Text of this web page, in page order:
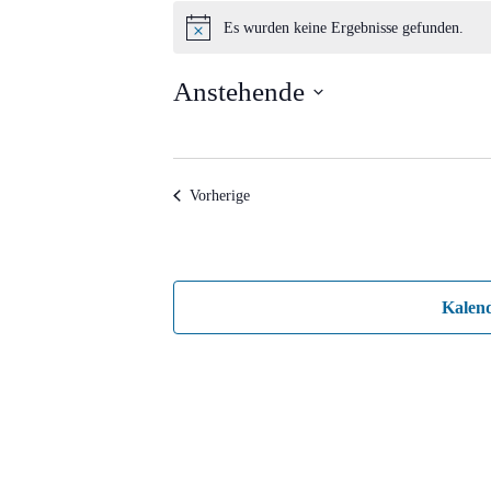
Veranstaltungen
Hinweis
Es wurden keine Ergebnisse gefunden.
Anstehende
VorherigeVeranstaltungen